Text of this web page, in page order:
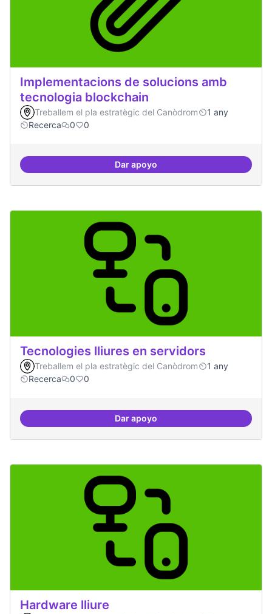
Implementacions de solucions amb
tecnologia blockchain
Treballem el pla estratègic del Canòdrom
1 any
Recerca
0 0
Dar apoyoImplementacions de solucions
Tecnologies lliures en servidors
Treballem el pla estratègic del Canòdrom
1 any
Recerca
0 0
Dar apoyoTecnologies lliures en servidors
Hardware lliure